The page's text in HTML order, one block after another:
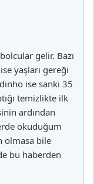
gelir. Bazı
yaşları gereği
ise sanki 35
temizlikte ilk
ardından
okuduğum
olmasa bile
bu haberden